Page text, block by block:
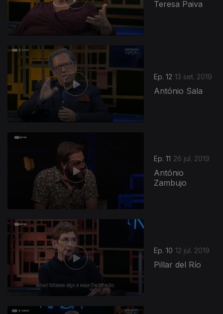
Teresa Paiva
Ep. 12 13 set. 2019
António Sala
Ep. 11 26 jul. 2019
António
Zambujo
Ep. 10 12 jul. 2019
Pillar del Río